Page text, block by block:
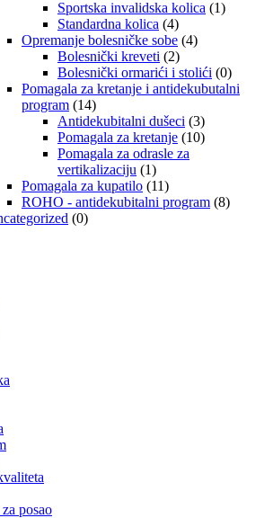
Sportska invalidska kolica (1)
Standardna kolica (4)
Opremanje bolesničke sobe (4)
Bolesnički kreveti (2)
Bolesnički ormarići i stolići (0)
Pomagala za kretanje i antidekubutalni
program (14)
Antidekubitalni dušeci (3)
Pomagala za kretanje (10)
Pomagala za odrasle za
vertikalizaciju (1)
Pomagala za kupatilo (11)
ROHO - antidekubitalni program (8)
(0)
posao